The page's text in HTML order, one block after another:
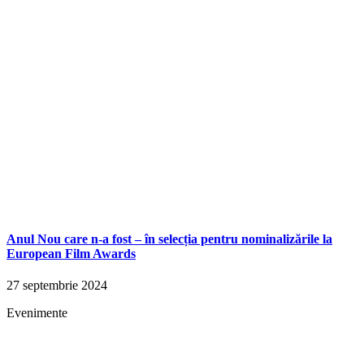
Anul Nou care n-a fost – în selecția pentru nominalizările la
European Film Awards
27 septembrie 2024
Evenimente